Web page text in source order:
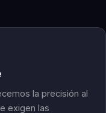
la precisión al
exigen las